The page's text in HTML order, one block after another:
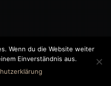
BERNAU GMBH
Wenn du die Website weiter
Einverständnis aus.